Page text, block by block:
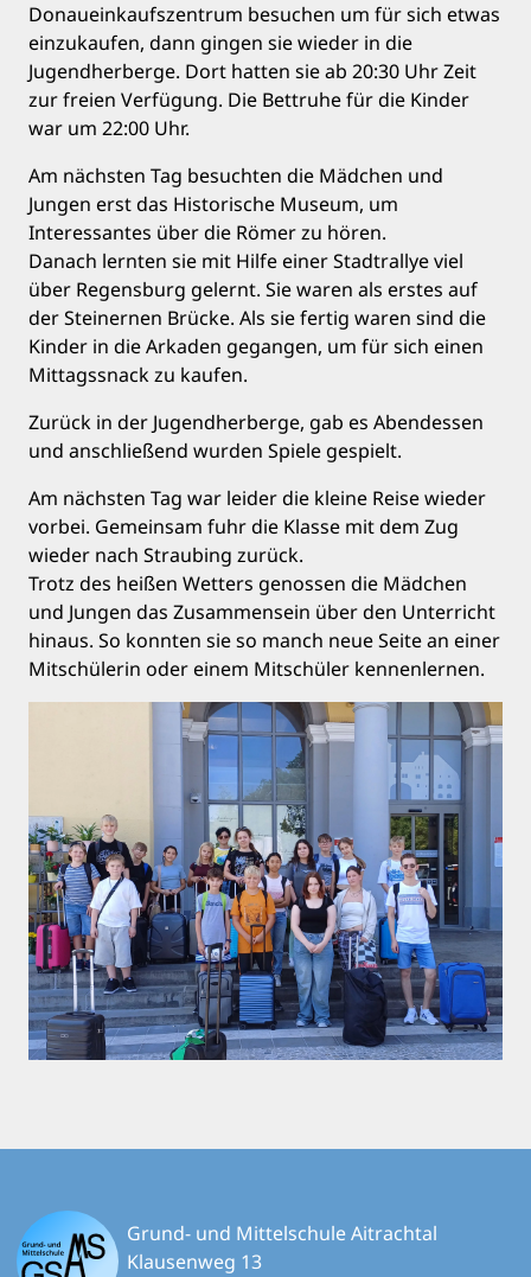
Donaueinkaufszentrum besuchen um für sich etwas
einzukaufen, dann gingen sie wieder in die
Jugendherberge. Dort hatten sie ab 20:30 Uhr Zeit
zur freien Verfügung. Die Bettruhe für die Kinder
war um 22:00 Uhr.
Am nächsten Tag besuchten die Mädchen und
Jungen erst das Historische Museum, um
Interessantes über die Römer zu hören.
Danach lernten sie mit Hilfe einer Stadtrallye viel
über Regensburg gelernt. Sie waren als erstes auf
der Steinernen Brücke. Als sie fertig waren sind die
Kinder in die Arkaden gegangen, um für sich einen
Mittagssnack zu kaufen.
Zurück in der Jugendherberge, gab es Abendessen
und anschließend wurden Spiele gespielt.
Am nächsten Tag war leider die kleine Reise wieder
vorbei. Gemeinsam fuhr die Klasse mit dem Zug
wieder nach Straubing zurück.
Trotz des heißen Wetters genossen die Mädchen
und Jungen das Zusammensein über den Unterricht
hinaus. So konnten sie so manch neue Seite an einer
Mitschülerin oder einem Mitschüler kennenlernen.
Grund- und Mittelschule Aitrachtal
Klausenweg 13